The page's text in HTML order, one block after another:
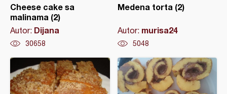
Cheese cake sa
malinama (2)
Autor: Dijana
30658
Medena torta (2)
Autor: murisa24
5048